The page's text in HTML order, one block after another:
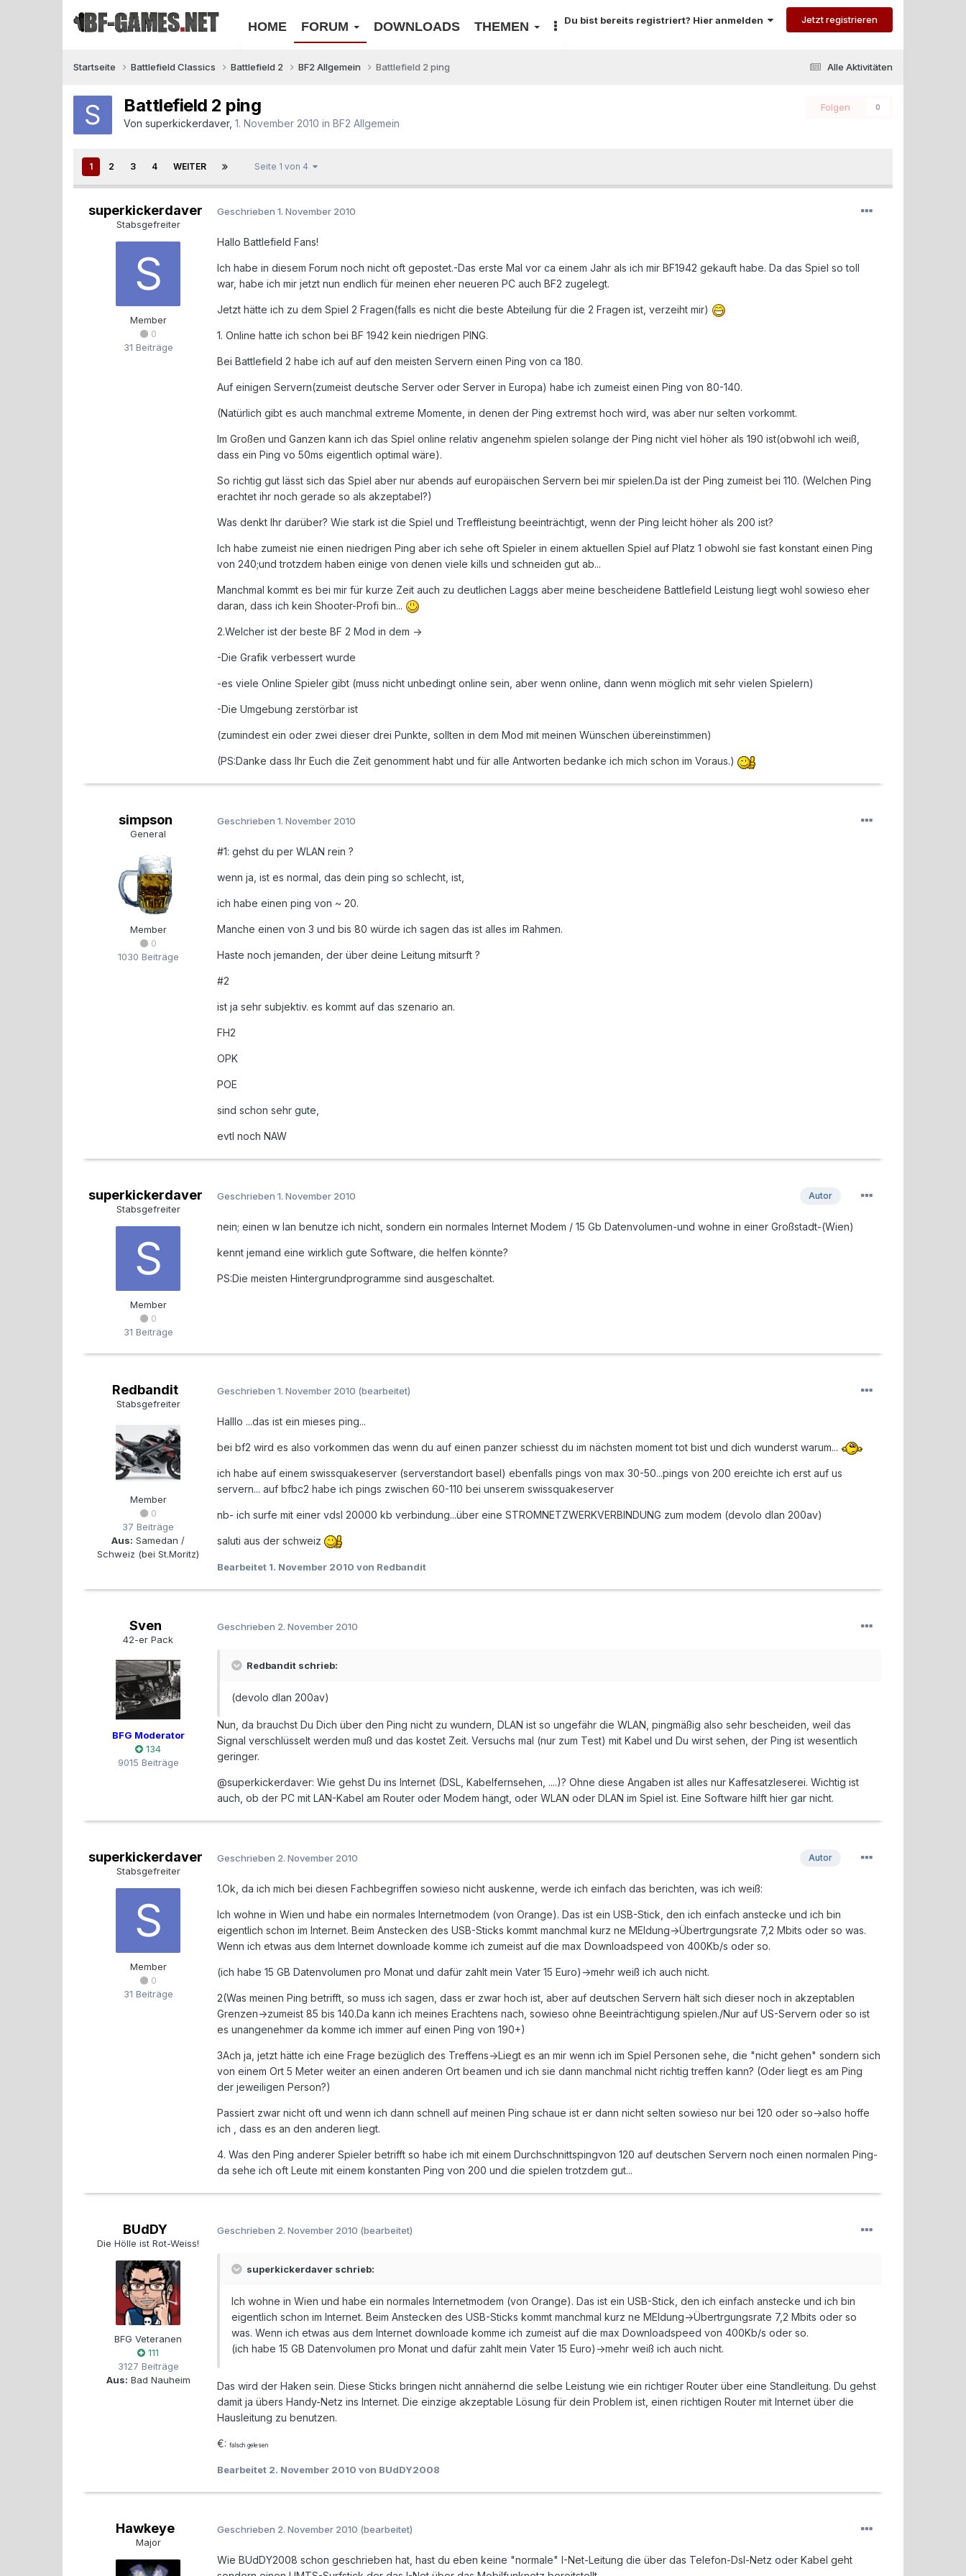
HOME FORUM DOWNLOADS THEMEN Du bist bereits registriert? Hier anmelden Jetzt registrieren
Alle Aktivitäten
Startseite Battlefield Classics Battlefield 2 BF2 Allgemein Battlefield 2 ping
Folgen 0
Battlefield 2 ping
Von superkickerdaver, 1. November 2010 in BF2 Allgemein
1 2 3 4 WEITER Seite 1 von 4
superkickerdaver
Stabsgefreiter
Member
0
31 Beiträge
Geschrieben 1. November 2010
Hallo Battlefield Fans!
Ich habe in diesem Forum noch nicht oft gepostet.-Das erste Mal vor ca einem Jahr als ich mir BF1942 gekauft habe. Da das Spiel so toll
war, habe ich mir jetzt nun endlich für meinen eher neueren PC auch BF2 zugelegt.
Jetzt hätte ich zu dem Spiel 2 Fragen(falls es nicht die beste Abteilung für die 2 Fragen ist, verzeiht mir)
1. Online hatte ich schon bei BF 1942 kein niedrigen PING.
Bei Battlefield 2 habe ich auf auf den meisten Servern einen Ping von ca 180.
Auf einigen Servern(zumeist deutsche Server oder Server in Europa) habe ich zumeist einen Ping von 80-140.
(Natürlich gibt es auch manchmal extreme Momente, in denen der Ping extremst hoch wird, was aber nur selten vorkommt.
Im Großen und Ganzen kann ich das Spiel online relativ angenehm spielen solange der Ping nicht viel höher als 190 ist(obwohl ich weiß,
dass ein Ping vo 50ms eigentlich optimal wäre).
So richtig gut lässt sich das Spiel aber nur abends auf europäischen Servern bei mir spielen.Da ist der Ping zumeist bei 110. (Welchen Ping
erachtet ihr noch gerade so als akzeptabel?)
Was denkt Ihr darüber? Wie stark ist die Spiel und Treffleistung beeinträchtigt, wenn der Ping leicht höher als 200 ist?
Ich habe zumeist nie einen niedrigen Ping aber ich sehe oft Spieler in einem aktuellen Spiel auf Platz 1 obwohl sie fast konstant einen Ping
von 240;und trotzdem haben einige von denen viele kills und schneiden gut ab...
Manchmal kommt es bei mir für kurze Zeit auch zu deutlichen Laggs aber meine bescheidene Battlefield Leistung liegt wohl sowieso eher
daran, dass ich kein Shooter-Profi bin...
2.Welcher ist der beste BF 2 Mod in dem ->
-Die Grafik verbessert wurde
-es viele Online Spieler gibt (muss nicht unbedingt online sein, aber wenn online, dann wenn möglich mit sehr vielen Spielern)
-Die Umgebung zerstörbar ist
(zumindest ein oder zwei dieser drei Punkte, sollten in dem Mod mit meinen Wünschen übereinstimmen)
(PS:Danke dass Ihr Euch die Zeit genomment habt und für alle Antworten bedanke ich mich schon im Voraus.)
simpson
General
Member
0
1030 Beiträge
Geschrieben 1. November 2010
#1: gehst du per WLAN rein ?
wenn ja, ist es normal, das dein ping so schlecht, ist,
ich habe einen ping von ~ 20.
Manche einen von 3 und bis 80 würde ich sagen das ist alles im Rahmen.
Haste noch jemanden, der über deine Leitung mitsurft ?
#2
ist ja sehr subjektiv. es kommt auf das szenario an.
FH2
OPK
POE
sind schon sehr gute,
evtl noch NAW
superkickerdaver
Stabsgefreiter
Member
0
31 Beiträge
Autor
Geschrieben 1. November 2010
nein; einen w lan benutze ich nicht, sondern ein normales Internet Modem / 15 Gb Datenvolumen-und wohne in einer Großstadt-(Wien)
kennt jemand eine wirklich gute Software, die helfen könnte?
PS:Die meisten Hintergrundprogramme sind ausgeschaltet.
Redbandit
Stabsgefreiter
Member
0
37 Beiträge
Aus: Samedan /
Schweiz (bei St.Moritz)
Geschrieben 1. November 2010 (bearbeitet)
Halllo ...das ist ein mieses ping...
bei bf2 wird es also vorkommen das wenn du auf einen panzer schiesst du im nächsten moment tot bist und dich wunderst warum...
ich habe auf einem swissquakeserver (serverstandort basel) ebenfalls pings von max 30-50...pings von 200 ereichte ich erst auf us
servern... auf bfbc2 habe ich pings zwischen 60-110 bei unserem swissquakeserver
nb- ich surfe mit einer vdsl 20000 kb verbindung...über eine STROMNETZWERKVERBINDUNG zum modem (devolo dlan 200av)
saluti aus der schweiz
Bearbeitet 1. November 2010 von Redbandit
Sven
42-er Pack
BFG Moderator
134
9015 Beiträge
Geschrieben 2. November 2010
Redbandit schrieb:
(devolo dlan 200av)
Nun, da brauchst Du Dich über den Ping nicht zu wundern, DLAN ist so ungefähr die WLAN, pingmäßig also sehr bescheiden, weil das
Signal verschlüsselt werden muß und das kostet Zeit. Versuchs mal (nur zum Test) mit Kabel und Du wirst sehen, der Ping ist wesentlich
geringer.
@superkickerdaver: Wie gehst Du ins Internet (DSL, Kabelfernsehen, ....)? Ohne diese Angaben ist alles nur Kaffesatzleserei. Wichtig ist
auch, ob der PC mit LAN-Kabel am Router oder Modem hängt, oder WLAN oder DLAN im Spiel ist. Eine Software hilft hier gar nicht.
superkickerdaver
Stabsgefreiter
Member
0
31 Beiträge
Autor
Geschrieben 2. November 2010
1.Ok, da ich mich bei diesen Fachbegriffen sowieso nicht auskenne, werde ich einfach das berichten, was ich weiß:
Ich wohne in Wien und habe ein normales Internetmodem (von Orange). Das ist ein USB-Stick, den ich einfach anstecke und ich bin
eigentlich schon im Internet. Beim Anstecken des USB-Sticks kommt manchmal kurz ne MEldung->Übertrgungsrate 7,2 Mbits oder so was.
Wenn ich etwas aus dem Internet downloade komme ich zumeist auf die max Downloadspeed von 400Kb/s oder so.
(ich habe 15 GB Datenvolumen pro Monat und dafür zahlt mein Vater 15 Euro)->mehr weiß ich auch nicht.
2(Was meinen Ping betrifft, so muss ich sagen, dass er zwar hoch ist, aber auf deutschen Servern hält sich dieser noch in akzeptablen
Grenzen->zumeist 85 bis 140.Da kann ich meines Erachtens nach, sowieso ohne Beeinträchtigung spielen./Nur auf US-Servern oder so ist
es unangenehmer da komme ich immer auf einen Ping von 190+)
3Ach ja, jetzt hätte ich eine Frage bezüglich des Treffens->Liegt es an mir wenn ich im Spiel Personen sehe, die "nicht gehen" sondern sich
von einem Ort 5 Meter weiter an einen anderen Ort beamen und ich sie dann manchmal nicht richtig treffen kann? (Oder liegt es am Ping
der jeweiligen Person?)
Passiert zwar nicht oft und wenn ich dann schnell auf meinen Ping schaue ist er dann nicht selten sowieso nur bei 120 oder so->also hoffe
ich , dass es an den anderen liegt.
4. Was den Ping anderer Spieler betrifft so habe ich mit einem Durchschnittspingvon 120 auf deutschen Servern noch einen normalen Ping-
da sehe ich oft Leute mit einem konstanten Ping von 200 und die spielen trotzdem gut...
BUdDY
Die Hölle ist Rot-Weiss!
BFG Veteranen
111
3127 Beiträge
Aus: Bad Nauheim
Geschrieben 2. November 2010 (bearbeitet)
superkickerdaver schrieb:
Ich wohne in Wien und habe ein normales Internetmodem (von Orange). Das ist ein USB-Stick, den ich einfach anstecke und ich bin
eigentlich schon im Internet. Beim Anstecken des USB-Sticks kommt manchmal kurz ne MEldung->Übertrgungsrate 7,2 Mbits oder so
was. Wenn ich etwas aus dem Internet downloade komme ich zumeist auf die max Downloadspeed von 400Kb/s oder so.
(ich habe 15 GB Datenvolumen pro Monat und dafür zahlt mein Vater 15 Euro)->mehr weiß ich auch nicht.
Das wird der Haken sein. Diese Sticks bringen nicht annähernd die selbe Leistung wie ein richtiger Router über eine Standleitung. Du gehst
damit ja übers Handy-Netz ins Internet. Die einzige akzeptable Lösung für dein Problem ist, einen richtigen Router mit Internet über die
Hausleitung zu benutzen.
€: falsch gelesen
Bearbeitet 2. November 2010 von BUdDY2008
Hawkeye
Major
Geschrieben 2. November 2010 (bearbeitet)
Wie BUdDY2008 schon geschrieben hat, hast du eben keine "normale" I-Net-Leitung die über das Telefon-Dsl-Netz oder Kabel geht